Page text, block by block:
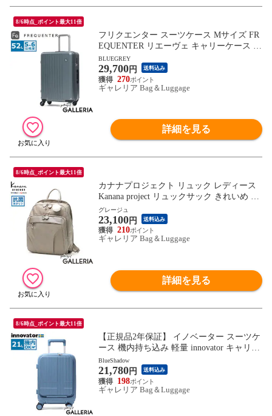
8/6時点_ポイント最大11倍
フリクエンター スーツケース Mサイズ FR
EQUENTER リエーヴェ キャリーケース 52
L 軽量 軽い 静音 メンズ レディース M TS
ロック 5泊 6泊 旅行 出張 消臭 抗菌 LIEVE
4輪キャリー 57cm 1-252
BLUEGREY
29,700円 送料込み
270
ギャレリア Bag＆Luggage
詳細を見る
8/6時点_ポイント最大11倍
カナナプロジェクト リュック レディース
Kanana project リュックサック きれいめ 軽
量 軽い おしゃれ デイパック バックパック
ブランド シンプル A4 旅行 大人 撥水 12L
PJ1-4th 67645
グレージュ
23,100円 送料込み
210
ギャレリア Bag＆Luggage
詳細を見る
8/6時点_ポイント最大11倍
【正規品2年保証】 イノベーター スーツケ
ース 機内持ち込み 軽量 innovator キャリー
ケース suitcase 小さめ Sサイズ フロントポ
ケット ストッパー TSAロック 2泊 3泊 Extr
eme Journey 21L Coin-Locker INV30
BlueShadow
21,780円 送料込み
198
ギャレリア Bag＆Luggage